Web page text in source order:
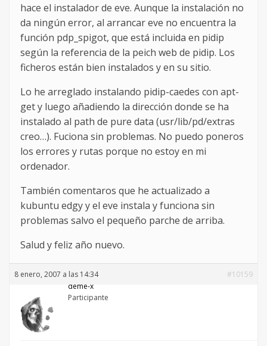
hace el instalador de eve. Aunque la instalación no
da ningún error, al arrancar eve no encuentra la
función pdp_spigot, que está incluida en pidip
según la referencia de la peich web de pidip. Los
ficheros están bien instalados y en su sitio.
Lo he arreglado instalando pidip-caedes con apt-
get y luego añadiendo la dirección donde se ha
instalado al path de pure data (usr/lib/pd/extras
creo…). Fuciona sin problemas. No puedo poneros
los errores y rutas porque no estoy en mi
ordenador.
También comentaros que he actualizado a
kubuntu edgy y el eve instala y funciona sin
problemas salvo el pequeño parche de arriba.
Salud y feliz año nuevo.
8 enero, 2007 a las 14:34
#10159
deme-x
Participante